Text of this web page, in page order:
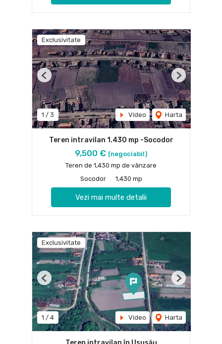
Exclusivitate
1 / 3 Video Harta
Previous Next
Teren intravilan 1.430 mp -Socodor
9,500 € (negociabil)
Teren de 1,430 mp de vânzare
Socodor
1,430 mp
Vezi mai multe detalii
Exclusivitate
1 / 4 Video Harta
Previous Next